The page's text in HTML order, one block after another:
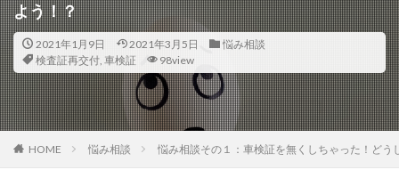
よう！？
2021年1月9日 2021年3月5日
悩み相談
検査証再交付, 車検証 98view
HOME 悩み相談 悩み相談その１：車検証を無くしちゃった！どう